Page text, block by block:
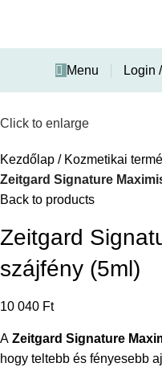
Menu Login
Click to enlarge
Kezdőlap Kozmetikai
Zeitgard Signature
Back to products
Zeitgard
szájfény (5ml)
10 040 Ft
A Zeitgard Signature
hogy teltebb és fényesebb